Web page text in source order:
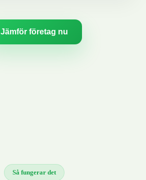
Jämför företag nu
Så fungerar det